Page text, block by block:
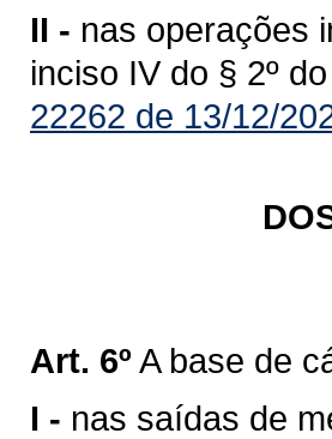
II - nas operações
inciso IV do § 2º
22262 de 13/12/
Art. 6º A base de
I - nas saídas de